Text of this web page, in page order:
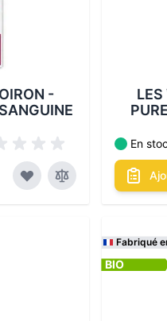
:
-
Les
LES
En
Fabriqué
BIO